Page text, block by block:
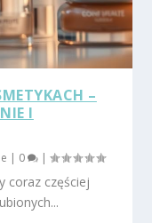
–
I
| 0 |
coraz częściej